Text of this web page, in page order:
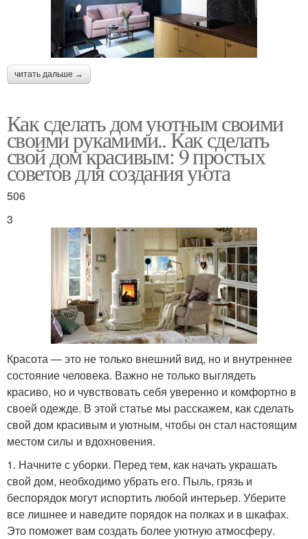
читать дальше →
Как сделать дом уютным своими
своими рукамими.. Как сделать
свой дом красивым: 9 простых
советов для создания уюта
506
3
Красота — это не только внешний вид, но и внутреннее
состояние человека. Важно не только выглядеть
красиво, но и чувствовать себя уверенно и комфортно в
своей одежде. В этой статье мы расскажем, как сделать
свой дом красивым и уютным, чтобы он стал настоящим
местом силы и вдохновения.
1. Начните с уборки. Перед тем, как начать украшать
свой дом, необходимо убрать его. Пыль, грязь и
беспорядок могут испортить любой интерьер. Уберите
все лишнее и наведите порядок на полках и в шкафах.
Это поможет вам создать более уютную атмосферу.